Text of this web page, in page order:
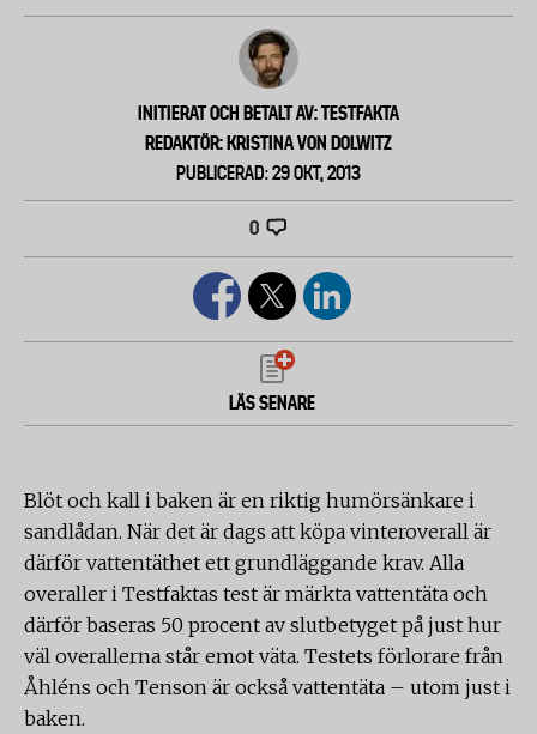
INITIERAT OCH BETALT AV: TESTFAKTA
REDAKTÖR: KRISTINA VON DOLWITZ
PUBLICERAD: 29 OKT, 2013
0
LÄS SENARE
Blöt och kall i baken är en riktig humörsänkare i
sandlådan. När det är dags att köpa vinteroverall är
därför vattentäthet ett grundläggande krav. Alla
overaller i Testfaktas test är märkta vattentäta och
därför baseras 50 procent av slutbetyget på just hur
väl overallerna står emot väta. Testets förlorare från
Åhléns och Tenson är också vattentäta – utom just i
baken.